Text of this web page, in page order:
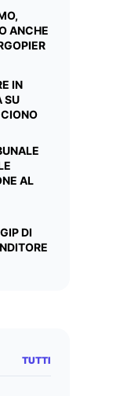
ANCHE
IN
SU
AL
DI
TUTTI